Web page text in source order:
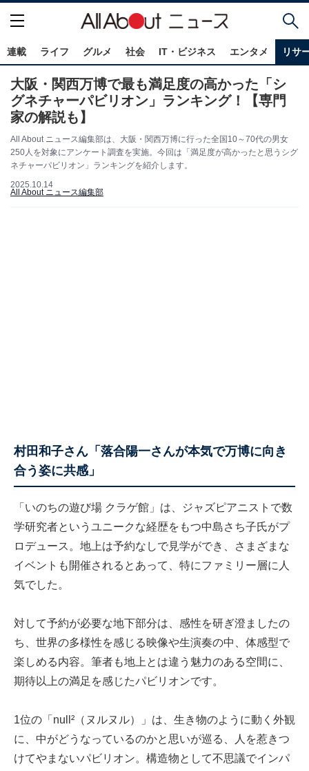
連載 ライフ グルメ 社会 IT・ビジネス エンタメ リサ
大阪・関西万博で最も満足度の高かった「シ
グネチャーパビリオン」ランキング！【専門
家の解説も】
All About ニュース編集部は、大阪・関西万博に行った全国10～70代の男女
250人を対象にアンケート調査を実施。今回は「満足度が高かったと思うシグ
ネチャーパビリオン」ランキングを紹介します。
2025.10.14
All About ニュース編集部
村田和子さん「落合陽一さんが本気で万博に向き
合う姿に共感」
「いのちの遊び場 クラゲ館」は、ジャズピアニストで数
学研究者というユニークな経歴をもつ中島さち子氏がプ
ロデュース。地上は予約なしで見学ができ、さまざまな
イベントも開催されるとあって、特にファミリー層に人
気でした。
対して予約が必要な地下部分は、感性を研ぎ澄ましたの
ち、世界の多様性を感じる映像や生演奏の中、体感型で
楽しめる内容。筆者も地上とは違う魅力のある空間に、
期待以上の満足を感じたパビリオンです。
1位の「null²（ヌルヌル）」は、生き物のように動く外観
に、中がどうなっているのかと思いが巡る、人を惹きつ
けてやまないパビリオン。構造物として不思議でインパ